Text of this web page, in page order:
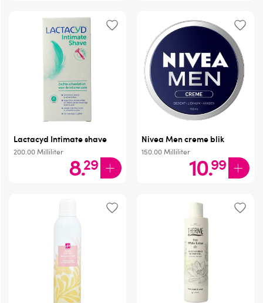
Lactacyd Intimate shave
200.00 Milliliter 8.29
Nivea Men creme blik
150.00 Milliliter10.99